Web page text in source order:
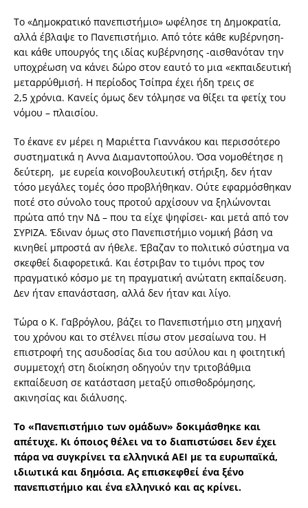
Το «Δημοκρατικό πανεπιστήμιο» ωφέλησε τη Δημοκρατία,
αλλά έβλαψε το Πανεπιστήμιο. Από τότε κάθε κυβέρνηση-
και κάθε υπουργός της ιδίας κυβέρνησης -αισθανόταν την
υποχρέωση να κάνει δώρο στον εαυτό το μια «εκπαιδευτική
μεταρρύθμισή. Η περίοδος Τσίπρα έχει ήδη τρεις σε
2,5 χρόνια. Κανείς όμως δεν τόλμησε να θίξει τα φετίχ του
νόμου – πλαισίου.
Το έκανε εν μέρει η Μαριέττα Γιαννάκου και περισσότερο
συστηματικά η Αννα Διαμαντοπούλου. Όσα νομοθέτησε η
δεύτερη, με ευρεία κοινοβουλευτική στήριξη, δεν ήταν
τόσο μεγάλες τομές όσο προβλήθηκαν. Ούτε εφαρμόσθηκαν
ποτέ στο σύνολο τους προτού αρχίσουν να ξηλώνονται
πρώτα από την ΝΔ – που τα είχε ψηφίσει- και μετά από τον
ΣΥΡΙΖΑ. Έδιναν όμως στο Πανεπιστήμιο νομική βάση να
κινηθεί μπροστά αν ήθελε. Έβαζαν το πολιτικό σύστημα να
σκεφθεί διαφορετικά. Και έστριβαν το τιμόνι προς τον
πραγματικό κόσμο με τη πραγματική ανώτατη εκπαίδευση.
Δεν ήταν επανάσταση, αλλά δεν ήταν και λίγο.
Τώρα ο Κ. Γαβρόγλου, βάζει το Πανεπιστήμιο στη μηχανή
του χρόνου και το στέλνει πίσω στον μεσαίωνα του. Η
επιστροφή της ασυδοσίας δια του ασύλου και η φοιτητική
συμμετοχή στη διοίκηση οδηγούν την τριτοβάθμια
εκπαίδευση σε κατάσταση μεταξύ οπισθοδρόμησης,
ακινησίας και διάλυσης.
Το «Πανεπιστήμιο των ομάδων» δοκιμάσθηκε και
απέτυχε. Κι όποιος θέλει να το διαπιστώσει δεν έχει
πάρα να συγκρίνει τα ελληνικά ΑΕΙ με τα ευρωπαϊκά,
ιδιωτικά και δημόσια. Ας επισκεφθεί ένα ξένο
πανεπιστήμιο και ένα ελληνικό και ας κρίνει.